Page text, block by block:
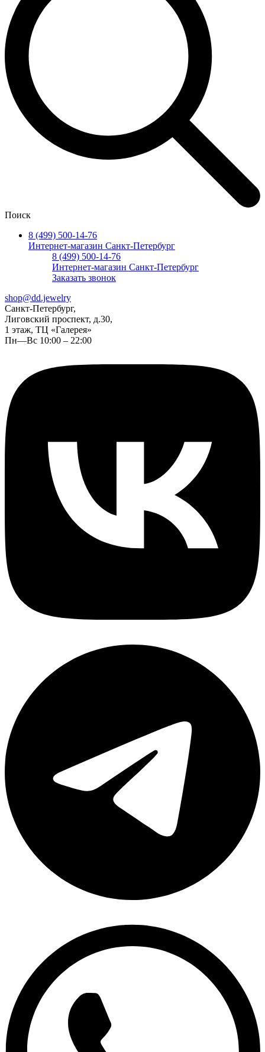
Поиск
8 (499) 500-14-76
Интернет-магазин Санкт-Петербург
8 (499) 500-14-76
Интернет-магазин Санкт-Петербург
Заказать звонок
shop@dd.jewelry
Санкт-Петербург,
Лиговский проспект, д.30,
1 этаж, ТЦ «Галерея»
Пн—Вс 10:00 – 22:00